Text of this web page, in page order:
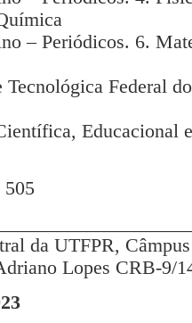
– Periódicos. 6.
Federal
Educacional
da UTFPR,
Lopes CRB-9/